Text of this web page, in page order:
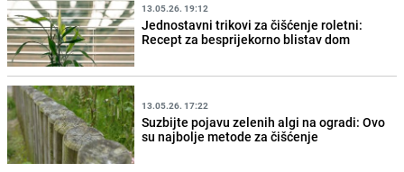
13.05.26. 19:12
Jednostavni trikovi za čišćenje roletni:
Recept za besprijekorno blistav dom
13.05.26. 17:22
Suzbijte pojavu zelenih algi na ogradi: Ovo
su najbolje metode za čišćenje